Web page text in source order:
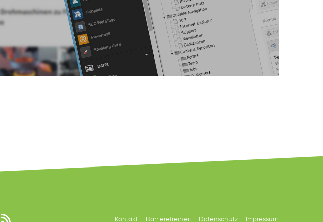
Kontakt Barrierefreiheit Datenschutz Impressum